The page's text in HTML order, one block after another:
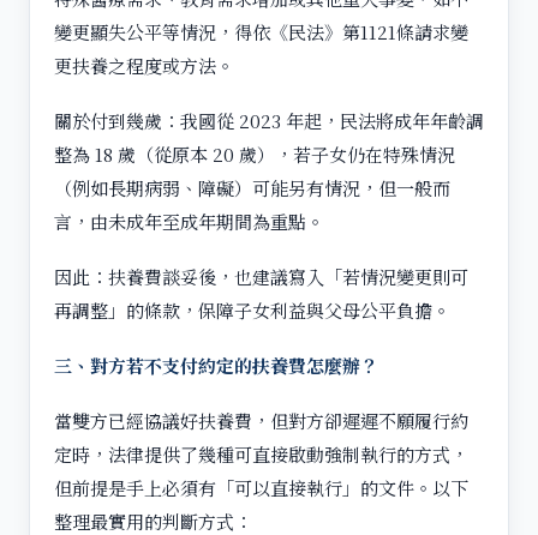
變更顯失公平等情況，得依《民法》第1121條請求變
更扶養之程度或方法。
關於付到幾歲：我國從 2023 年起，民法將成年年齡調
整為 18 歲（從原本 20 歲），若子女仍在特殊情況
（例如長期病弱、障礙）可能另有情況，但一般而
言，由未成年至成年期間為重點。
因此：扶養費談妥後，也建議寫入「若情況變更則可
再調整」的條款，保障子女利益與父母公平負擔。
三、對方若不支付約定的扶養費怎麼辦？
當雙方已經協議好扶養費，但對方卻遲遲不願履行約
定時，法律提供了幾種可直接啟動強制執行的方式，
但前提是手上必須有「可以直接執行」的文件。以下
整理最實用的判斷方式：